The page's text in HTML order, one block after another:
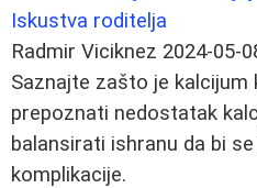
Iskustva roditelja
Radmir Viciknez 2024-05-
Saznajte zašto je kalcijum
prepoznati nedostatak
balansirati ishranu da bi
komplikacije.